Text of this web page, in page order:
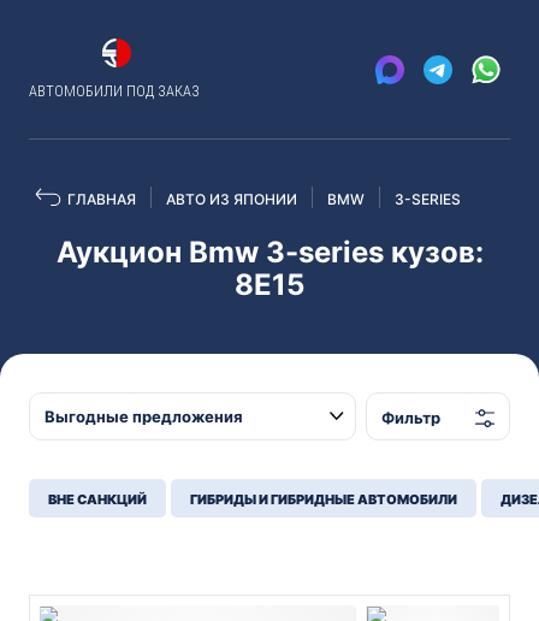
АВТОМОБИЛИ ПОД ЗАКАЗ
ГЛАВНАЯ АВТО ИЗ ЯПОНИИ BMW 3-SERIES
Аукцион Bmw 3-series кузов:
8E15
Фильтр
ВНЕ САНКЦИЙ ГИБРИДЫ И ГИБРИДНЫЕ АВТОМОБИЛИ